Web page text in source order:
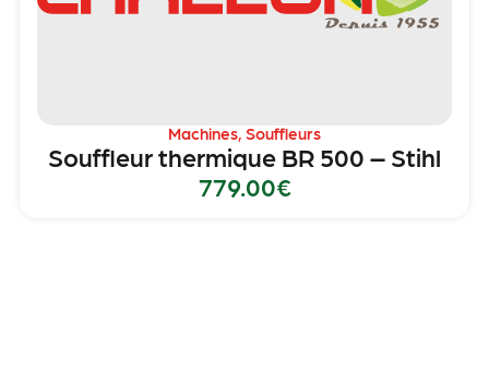
Machines, Souffleurs
Souffleur thermique BR 500 – Stihl
779.00€